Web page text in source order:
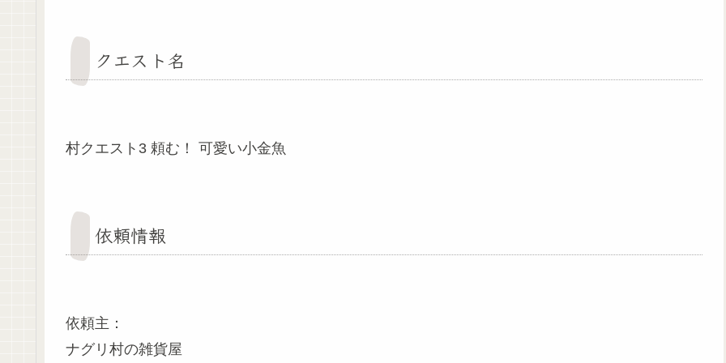
クエスト名
村クエスト3 頼む！ 可愛い小金魚
依頼情報
依頼主：
ナグリ村の雑貨屋